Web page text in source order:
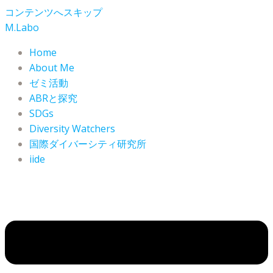
コンテンツへスキップ
M.Labo
Home
About Me
ゼミ活動
ABRと探究
SDGs
Diversity Watchers
国際ダイバーシティ研究所
iide